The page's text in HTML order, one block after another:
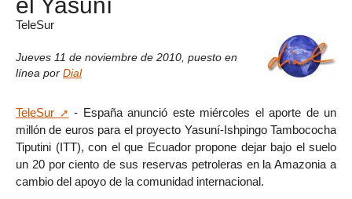
TeleSur
Jueves 11 de noviembre de 2010 puesto en
línea por Dial
TeleSur
- España anunció este miércoles el aporte de un
millón de euros para el proyecto Yasuní-Ishpingo Tambococha
Tiputini (ITT), con el que Ecuador propone dejar bajo el suelo
un 20 por ciento de sus reservas petroleras en la Amazonia a
cambio del apoyo de la comunidad internacional.